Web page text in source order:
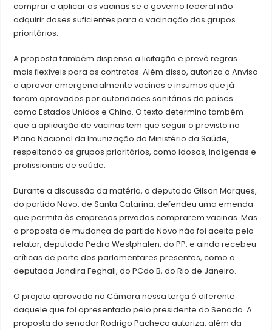
comprar e aplicar as vacinas se o governo federal não
adquirir doses suficientes para a vacinação dos grupos
prioritários.
A proposta também dispensa a licitação e prevê regras
mais flexíveis para os contratos. Além disso, autoriza a Anvisa
a aprovar emergencialmente vacinas e insumos que já
foram aprovados por autoridades sanitárias de países
como Estados Unidos e China. O texto determina também
que a aplicação de vacinas tem que seguir o previsto no
Plano Nacional da Imunização do Ministério da Saúde,
respeitando os grupos prioritários, como idosos, indígenas e
profissionais de saúde.
Durante a discussão da matéria, o deputado Gilson Marques,
do partido Novo, de Santa Catarina, defendeu uma emenda
que permita às empresas privadas comprarem vacinas. Mas
a proposta de mudança do partido Novo não foi aceita pelo
relator, deputado Pedro Westphalen, do PP, e ainda recebeu
críticas de parte dos parlamentares presentes, como a
deputada Jandira Feghali, do PCdo B, do Rio de Janeiro.
O projeto aprovado na Câmara nessa terça é diferente
daquele que foi apresentado pelo presidente do Senado. A
proposta do senador Rodrigo Pacheco autoriza, além da